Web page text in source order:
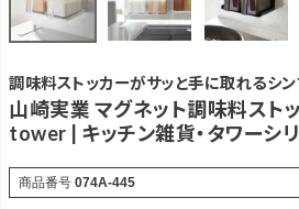
調味料ストッカーがサッと手に取れるシ
山崎実業 マグネット調味料スト
tower | キッチン雑貨・タワーシ
商品番号 074A-445